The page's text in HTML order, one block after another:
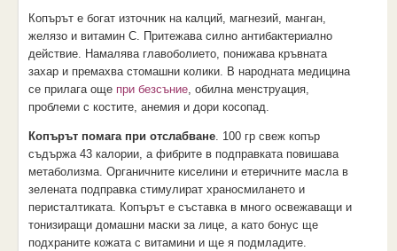
Копърът е богат източник на калций, магнезий, манган,
желязо и витамин С. Притежава силно антибактериално
действие. Намалява главоболието, понижава кръвната
захар и премахва стомашни колики. В народната медицина
се прилага още при безсъние, обилна менструация,
проблеми с костите, анемия и дори косопад.
Копърът помага при отслабване. 100 гр свеж копър
съдържа 43 калории, а фибрите в подправката повишава
метаболизма. Органичните киселини и етеричните масла в
зелената подправка стимулират храносмилането и
перисталтиката. Копърът е съставка в много освежаващи и
тонизиращи домашни маски за лице, а като бонус ще
подхраните кожата с витамини и ще я подмладите.